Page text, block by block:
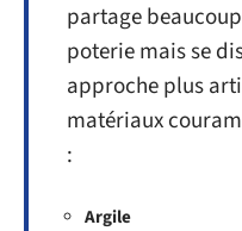
partage
poterie mais se
approche plus
matériaux
:
Argile